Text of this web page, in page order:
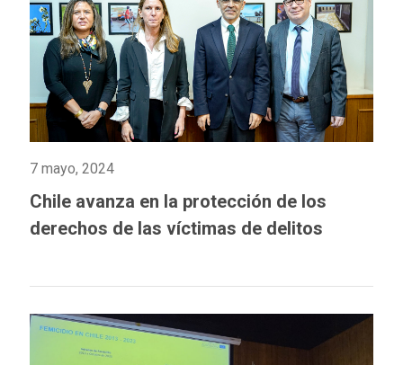
7 mayo, 2024
Chile avanza en la protección de los
derechos de las víctimas de delitos